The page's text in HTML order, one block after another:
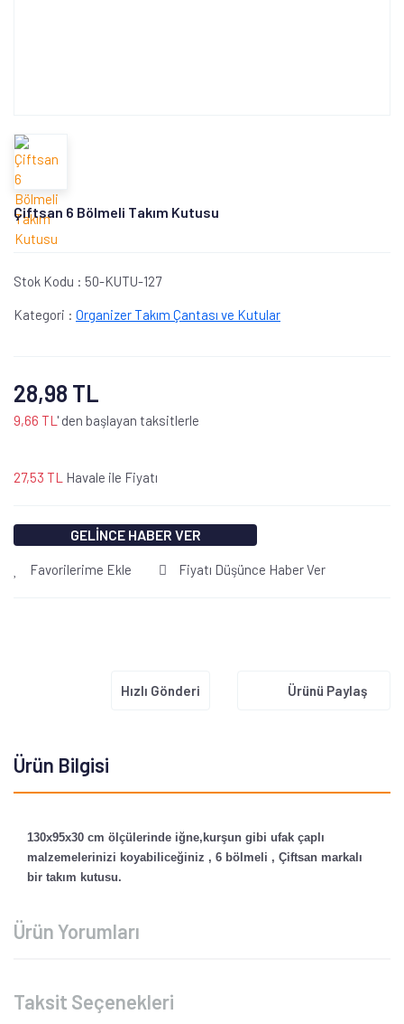
Çiftsan 6 Bölmeli Takım Kutusu
Stok Kodu : 50-KUTU-127
Kategori : Organizer Takım Çantası ve Kutular
28,98 TL
9,66 TL ' den başlayan taksitlerle
27,53 TL Havale ile Fiyatı
GELİNCE HABER VER
Favorilerime Ekle Fiyatı Düşünce Haber Ver
Hızlı Gönderi Ürünü Paylaş
Ürün Bilgisi
130x95x30 cm ölçülerinde iğne,kurşun gibi ufak çaplı
malzemelerinizi koyabiliceğiniz , 6 bölmeli , Çiftsan markalı
bir takım kutusu.
Ürün Yorumları
Taksit Seçenekleri